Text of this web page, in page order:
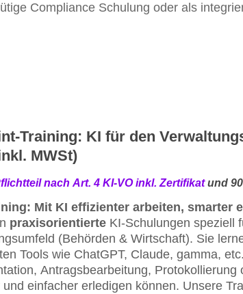
Compliance Schulung oder als
Training: KI für den
MWSt)
nach Art. 4 KI-VO inkl. Zertifikatund
Mit KI effizienter arbeiten, smarter
praxisorientierteKI-Schulungen speziell
(Behörden & Wirtschaft). Sie
Tools wie ChatGPT, Claude, gamma,
Antragsbearbeitung, Protokollierung
einfacher erledigen können. Unsere